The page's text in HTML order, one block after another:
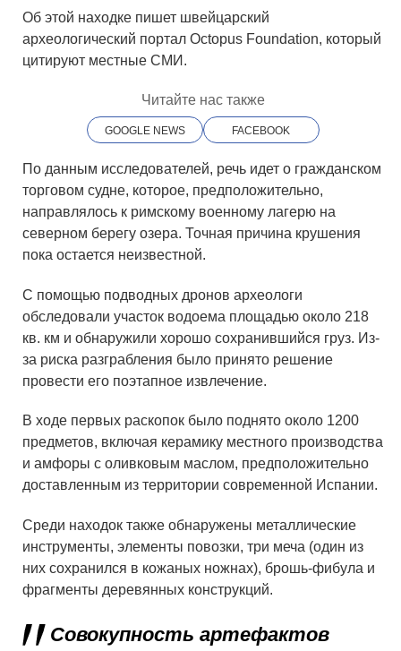
Об этой находке пишет швейцарский
археологический портал Octopus Foundation, который
цитируют местные СМИ.
Читайте нас также
GOOGLE NEWS FACEBOOK
По данным исследователей, речь идет о гражданском
торговом судне, которое, предположительно,
направлялось к римскому военному лагерю на
северном берегу озера. Точная причина крушения
пока остается неизвестной.
С помощью подводных дронов археологи
обследовали участок водоема площадью около 218
кв. км и обнаружили хорошо сохранившийся груз. Из-
за риска разграбления было принято решение
провести его поэтапное извлечение.
В ходе первых раскопок было поднято около 1200
предметов, включая керамику местного производства
и амфоры с оливковым маслом, предположительно
доставленным из территории современной Испании.
Среди находок также обнаружены металлические
инструменты, элементы повозки, три меча (один из
них сохранился в кожаных ножнах), брошь-фибула и
фрагменты деревянных конструкций.
Совокупность артефактов